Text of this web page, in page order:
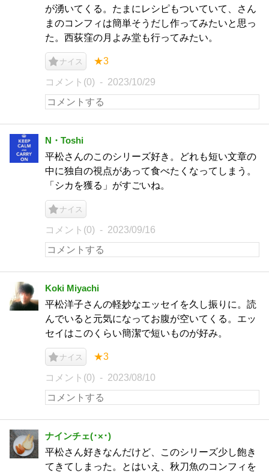
が湧いてくる。たまにレシピもついていて、さん
まのコンフィは簡単そうだし作ってみたいと思っ
た。西荻窪の月よみ堂も行ってみたい。
ナイス ★3
コメント(0) 2023/10/29
N・Toshi
平松さんのこのシリーズ好き。どれも短い文章の
中に独自の視点があって食べたくなってしまう。
「シカを獲る」がすごいね。
ナイス
コメント(0) 2023/09/16
Koki Miyachi
平松洋子さんの軽妙なエッセイを久し振りに。読
んでいると元気になってお腹が空いてくる。エッ
セイはこのくらい簡潔で短いものが好み。
ナイス ★3
コメント(0) 2023/08/10
ナインチェ(･×･)
平松さん好きなんだけど、このシリーズ少し飽き
てきてしまった。とはいえ、秋刀魚のコンフィを